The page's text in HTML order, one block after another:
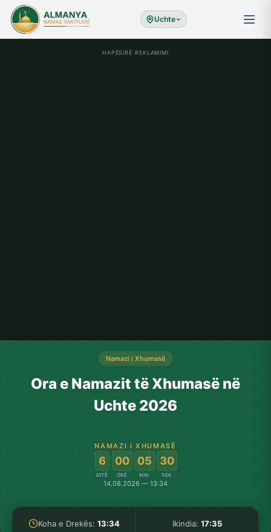
Uchte
HAPËSIRË REKLAMIMI
Namazi i Xhumasë
Ora e Namazit të Xhumasë në
Uchte 2026
NAMAZI I XHUMASË
6
DITË
: 00
ORË
: 05
MIN
: 30
SEK
14.08.2026 — 13:34
Koha e Drekës: 13:34 Ikindia: 17:35